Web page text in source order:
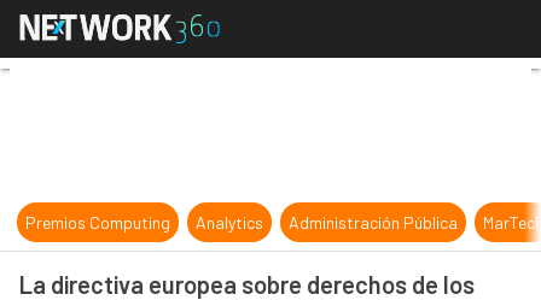
La directiva europea sobre
Premios Computing Analytics Administración Pública
La directiva europea sobre derechos de los